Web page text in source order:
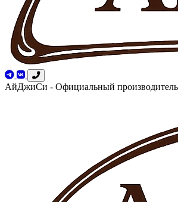
АйДжиСи - Официальный производитель